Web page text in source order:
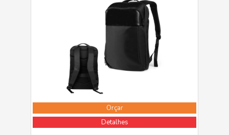
Orçar
Detalhes